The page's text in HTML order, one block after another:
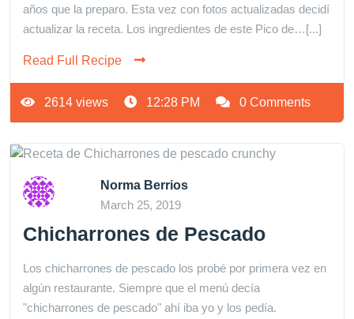
años que la preparo. Esta vez con fotos actualizadas decidí
actualizar la receta. Los ingredientes de este Pico de…[...]
Read Full Recipe
2614 views 12:28 PM 0 Comments
Norma Berrios
March 25, 2019
Chicharrones de Pescado
Los chicharrones de pescado los probé por primera vez en
algún restaurante. Siempre que el menú decía
"chicharrones de pescado" ahí iba yo y los pedía.